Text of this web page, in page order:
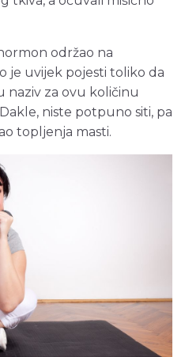
održao na
je uvijek pojesti toliko da
naziv za ovu količinu
niste potpuno siti, pa
topljenja masti.